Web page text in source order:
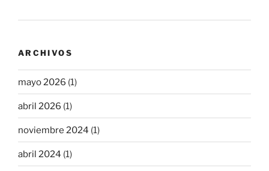
ARCHIVOS
mayo 2026 (1)
abril 2026 (1)
noviembre 2024 (1)
abril 2024 (1)